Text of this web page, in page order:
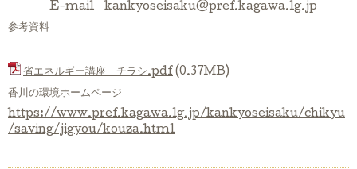
E-mail kankyoseisaku@pref.kagawa.lg.jp
参考資料
省エネルギー講座 チラシ.pdf (0.37MB)
香川の環境ホームページ
https://www.pref.kagawa.lg.jp/kankyoseisaku/chikyu
/saving/jigyou/kouza.html